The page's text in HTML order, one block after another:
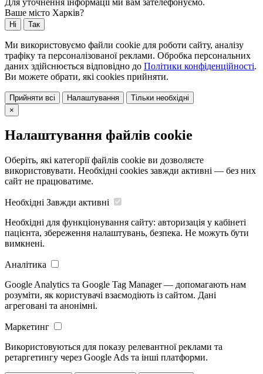
Ваше місто Харків?
Ні Так
Ми використовуємо файли cookie для роботи сайту, аналізу
трафіку та персоналізованої реклами. Обробка персональних
даних здійснюється відповідно до Політики конфіденційності.
Ви можете обрати, які cookies прийняти.
Прийняти всі Налаштування
Тільки необхідні
×
Налаштування файлів cookie
Оберіть, які категорії файлів cookie ви дозволяєте
використовувати. Необхідні cookies завжди активні — без них
сайт не працюватиме.
Необхідні Завжди активні
Необхідні для функціонування сайту: авторизація у кабінеті
пацієнта, збереження налаштувань, безпека. Не можуть бути
вимкнені.
Аналітика
Google Analytics та Google Tag Manager — допомагають нам
розуміти, як користувачі взаємодіють із сайтом. Дані
агреговані та анонімні.
Маркетинг
Використовуються для показу релевантної реклами та
ретаргетингу через Google Ads та інші платформи.